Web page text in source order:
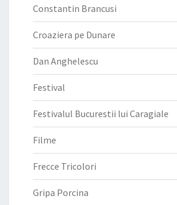
Constantin Brancusi
Croaziera pe Dunare
Dan Anghelescu
Festival
Festivalul Bucurestii lui Caragiale
Filme
Frecce Tricolori
Gripa Porcina